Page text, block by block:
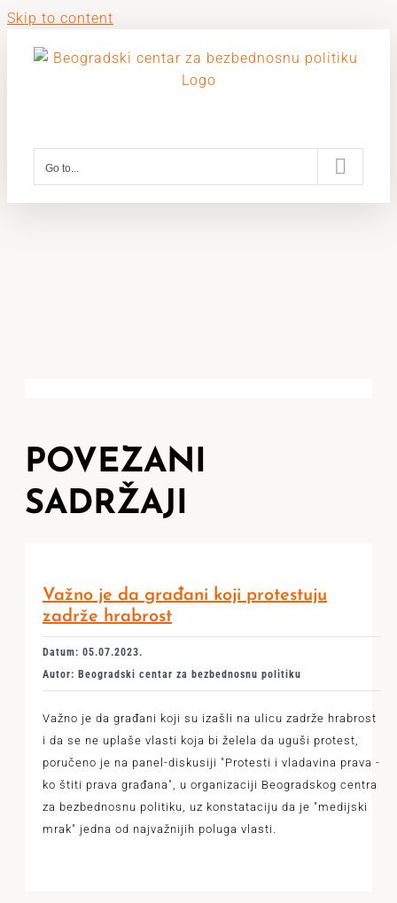
Skip to content
Go to...
POVEZANI
SADRŽAJI
Važno je da građani koji protestuju
zadrže hrabrost
Datum: 05.07.2023.
Autor: Beogradski centar za bezbednosnu politiku
Važno je da građani koji su izašli na ulicu zadrže hrabrost
i da se ne uplaše vlasti koja bi želela da uguši protest,
poručeno je na panel-diskusiji "Protesti i vladavina prava -
ko štiti prava građana", u organizaciji Beogradskog centra
za bezbednosnu politiku, uz konstataciju da je "medijski
mrak" jedna od najvažnijih poluga vlasti.